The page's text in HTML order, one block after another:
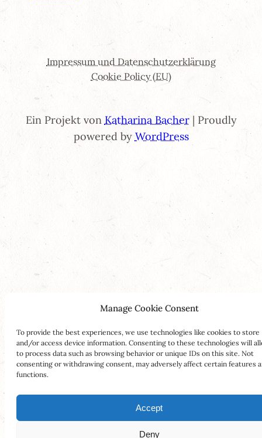
Manage Cookie Consent
To provide the best experiences, we use technologies like cookies to store
and/or access device information. Consenting to these technologies will
to process data such as browsing behavior or unique IDs on this site. Not
consenting or withdrawing consent, may adversely affect certain features
functions.
Accept
Deny
Impressum und Datenschutzerklärung
Cookie Policy (EU)
Ein Projekt von Katharina Bacher| Proudly
powered by WordPress